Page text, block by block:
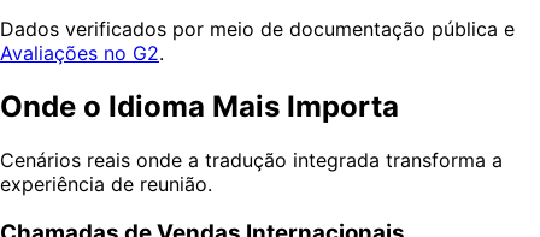
Dados verificados por meio de documentação pública e
Avaliações no G2.
Onde o Idioma Mais Importa
Cenários reais onde a tradução integrada transforma a
experiência de reunião.